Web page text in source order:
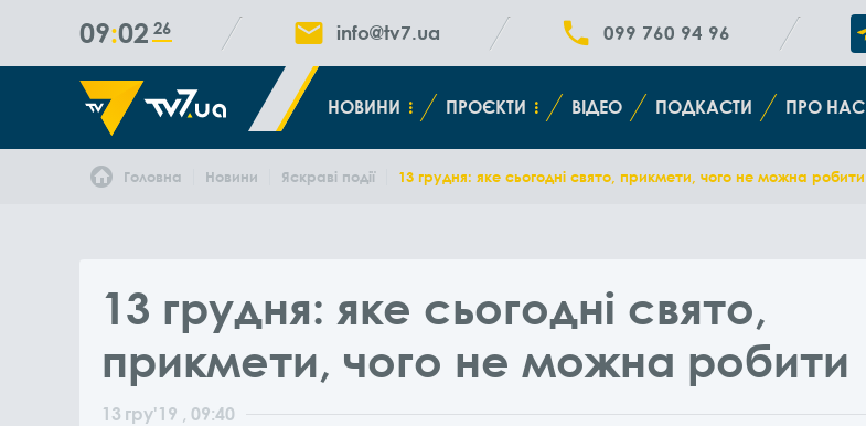
09 02 26 info@tv7.ua 099 760 94 96
НОВИНИ ПРОЄКТИ ВІДЕО ПОДКАСТИ ПРО НАС
Головна Новини Яскраві події 13 грудня: яке сьогодні свято, прикмети, чого не можна робити
13 грудня: яке сьогодні свято,
прикмети, чого не можна робити
13 гру'19 , 09:40